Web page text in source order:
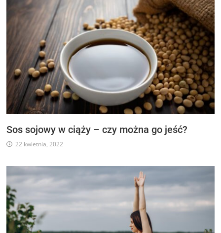
Sos sojowy w ciąży – czy można go jeść?
22 kwietnia, 2022